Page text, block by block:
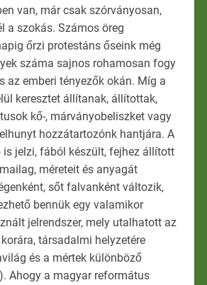
van, már csak szórványosan,
a szokás. Számos öreg
őrzi protestáns őseink még
száma sajnos rohamosan fogy
az emberi tényezők okán. Míg a
keresztet állítanak, állítottak,
kő-, márványobeliszket vagy
hozzátartozónk hantjára. A
jelzi, fából készült, fejhez állított
méreteit és anyagát
sőt falvanként változik,
bennük egy valamikor
jelrendszer, mely utalhatott az
társadalmi helyzetére
és a mértek különböző
Ahogy a magyar református